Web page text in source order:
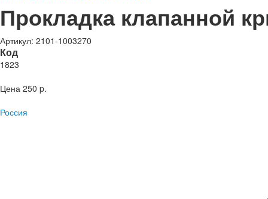
Прокладка клапанной
Артикул: 2101-1003270
Код
1823
Цена 250 p.
Россия